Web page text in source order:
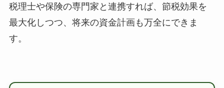
税理士や保険の専門家と連携すれば、節税効果を
最大化しつつ、将来の資金計画も万全にできま
す。